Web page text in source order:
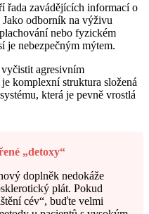
řada zavádějících informací o
Jako odborník na výživu
nebo fyzickém
je nebezpečným mýtem.
agresivním
komplexní struktura složená
která je pevně vrostlá
„detoxy“
doplněk nedokáže
plát. Pokud
cév“, buďte velmi